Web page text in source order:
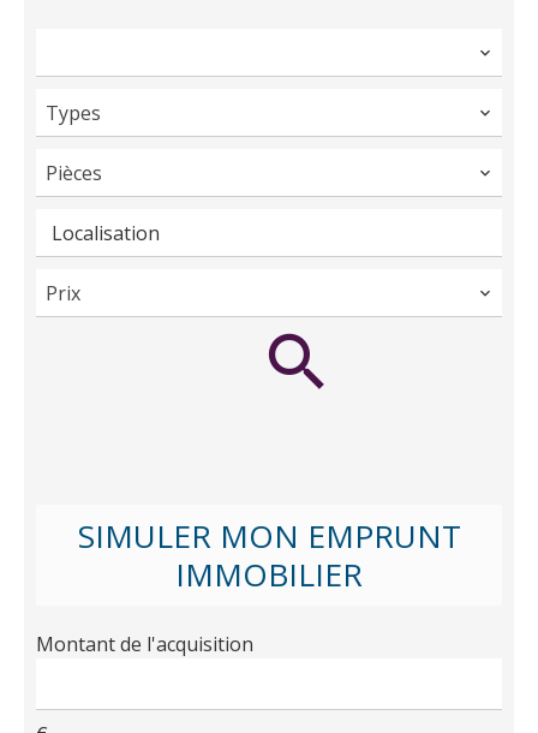
Types
Pièces
Localisation
Prix
SIMULER MON EMPRUNT
IMMOBILIER
Montant de l'acquisition